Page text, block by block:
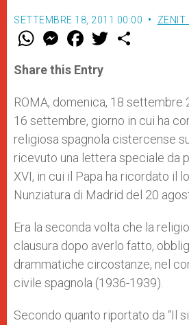
SETTEMBRE 18, 2011 00:00 ZENIT
W
t
s
p
p
M
e
s
e
g
e
r
F
a
e
b
o
k
w
r
Share this Entry
ROMA, domenica, 18 settembre
16 settembre, giorno in cui ha
religiosa spagnola cistercense
ricevuto una lettera speciale da
XVI, in cui il Papa ha ricordato il
Nunziatura di Madrid del 20
Era la seconda volta che la
clausura dopo averlo fatto,
drammatiche circostanze, nel
civile spagnola (1936-1939).
Secondo quanto riportato da “Il